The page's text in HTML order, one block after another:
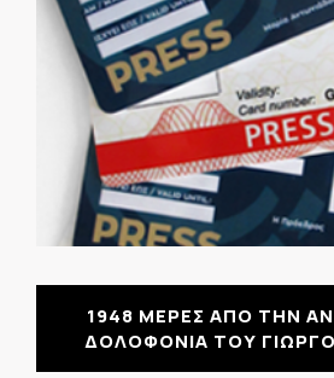
1948 ΜΕΡΕΣ ΑΠΟ ΤΗΝ
ΔΟΛΟΦΟΝΙΑ ΤΟΥ